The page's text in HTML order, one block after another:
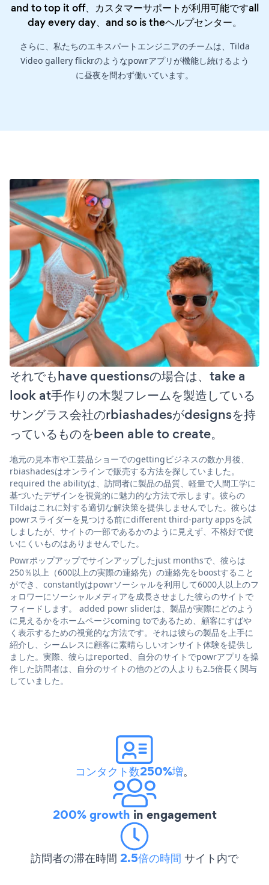
and to top it off、カスタマーサポートが利用可能ですall
day every day、and so is theヘルプセンター。
さらに、私たちのエキスパートエンジニアのチームは、Tilda
Video gallery flickrのようなpowrアプリが機能し続けるよう
に昼夜を問わず働いています。
それでもhave questionsの場合は、take a
look at手作りの木製フレームを製造している
サングラス会社のrbiashadesがdesignsを持
っているものをbeen able to create。
地元の見本市や工芸品ショーでのgettingビジネスの数か月後、
rbiashadesはオンラインで販売する方法を探していました。
required the abilityは、訪問者に製品の品質、軽量で人間工学に
基づいたデザインを視覚的に魅力的な方法で示します。彼らの
Tildaはこれに対する適切な解決策を提供しませんでした。彼らは
powrスライダーを見つける前にdifferent third-party appsを試
しましたが、サイトの一部であるかのように見えず、不格好で使
いにくいものはありませんでした。
Powrポップアップでサインアップしたjust monthsで、彼らは
250％以上（600以上の実際の連絡先）の連絡先をboostすること
ができ、constantlyはpowrソーシャルを利用して6000人以上のフ
ォロワーにソーシャルメディアを成長させました彼らのサイトで
フィードします。 added powr sliderは、製品が実際にどのよう
に見えるかをホームページcoming toであるため、顧客にすばや
く表示するための視覚的な方法です。それは彼らの製品を上手に
紹介し、シームレスに顧客に素晴らしいオンサイト体験を提供し
ました。実際、彼らはreported、自分のサイトでpowrアプリを操
作した訪問者は、自分のサイトの他のどの人よりも2.5倍長く関与
していました。
コンタクト数250%増。
200% growth in engagement
訪問者の滞在時間 2.5倍の時間 サイト内で